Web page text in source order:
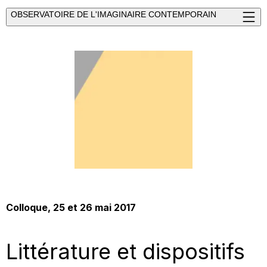
OBSERVATOIRE DE L'IMAGINAIRE CONTEMPORAIN
Colloque, 25 et 26 mai 2017
Littérature et dispositifs